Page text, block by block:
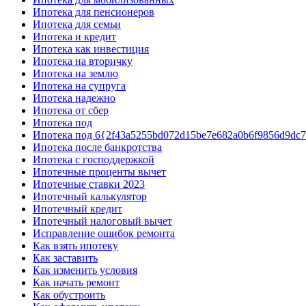
Ипотека для пенсионеров
Ипотека для семьи
Ипотека и кредит
Ипотека как инвестиция
Ипотека на вторичку
Ипотека на землю
Ипотека на супруга
Ипотека надежно
Ипотека от сбер
Ипотека под
Ипотека под
Ипотека после банкротства
Ипотека с господдержкой
Ипотечные проценты вычет
Ипотечные ставки 2023
Ипотечный калькулятор
Ипотечный кредит
Ипотечный налоговый вычет
Исправление ошибок ремонта
Как взять ипотеку
Как заставить
Как изменить условия
Как начать ремонт
Как обустроить